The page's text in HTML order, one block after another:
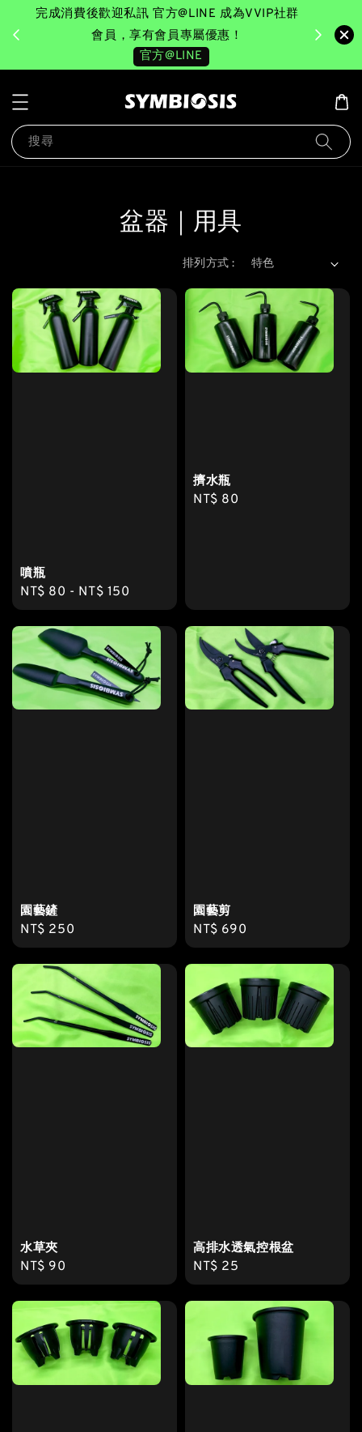
完成消費後歡迎私訊 官方@LINE 成為VVIP社群
會員，享有會員專屬優惠！
官方@LINE
搜尋
盆器｜用具
排列方式 :
噴瓶
Regular
price
NT$ 80 - NT$ 150
擠水瓶
Regular
NT$ 80
園藝鏟
Regular
price
NT$ 250
園藝剪
Regular
price
NT$ 690
水草夾
Regular
price
NT$ 90
高排水透氣控根盆
Regular
price
NT$ 25